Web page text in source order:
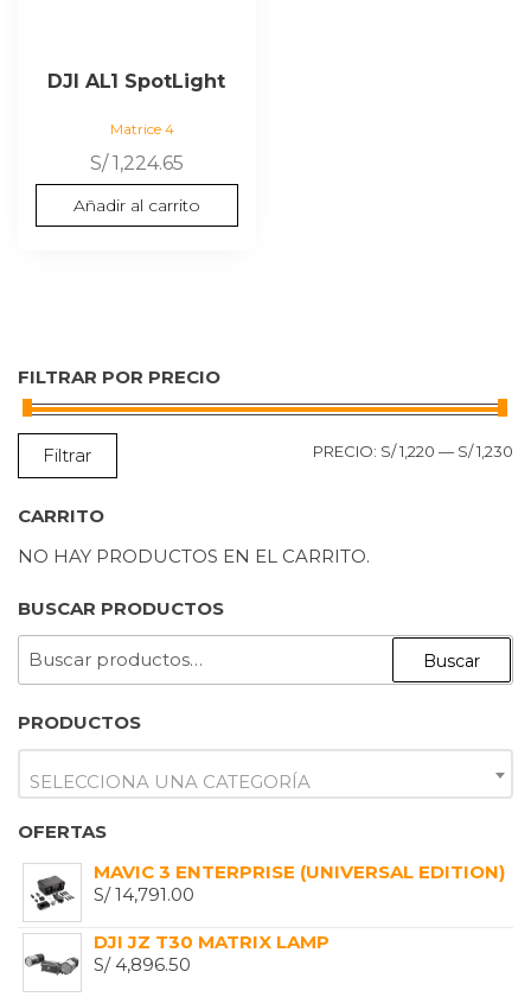
DJI AL1 SpotLight
Matrice 4
S/1,224.65
Añadir al carrito
FILTRAR POR PRECIO
Filtrar PRECIO: S/ 1,220 — S/ 1,230
CARRITO
NO HAY PRODUCTOS EN EL CARRITO.
BUSCAR PRODUCTOS
Buscar
PRODUCTOS
SELECCIONA UNA CATEGORÍA
OFERTAS
MAVIC 3 ENTERPRISE (UNIVERSAL EDITION)
S/14,791.00
DJI JZ T30 MATRIX LAMP
S/4,896.50